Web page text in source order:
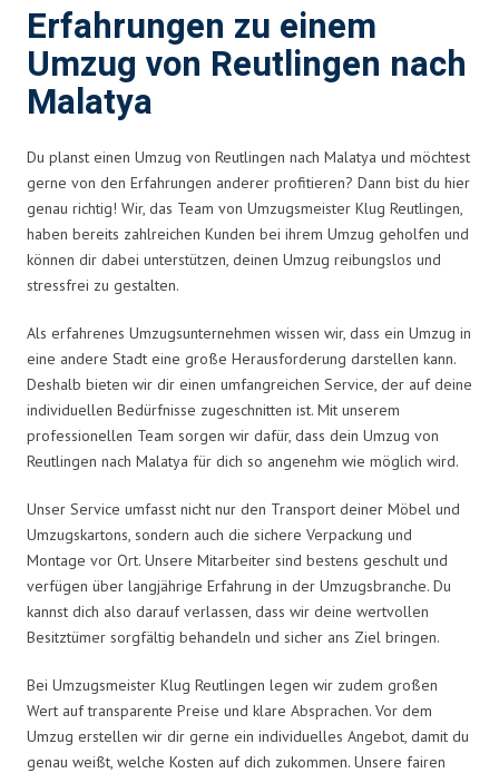
Erfahrungen zu einem
Umzug von Reutlingen nach
Malatya
Du planst einen Umzug von Reutlingen nach Malatya und möchtest
gerne von den Erfahrungen anderer profitieren? Dann bist du hier
genau richtig! Wir, das Team von Umzugsmeister Klug Reutlingen,
haben bereits zahlreichen Kunden bei ihrem Umzug geholfen und
können dir dabei unterstützen, deinen Umzug reibungslos und
stressfrei zu gestalten.
Als erfahrenes Umzugsunternehmen wissen wir, dass ein Umzug in
eine andere Stadt eine große Herausforderung darstellen kann.
Deshalb bieten wir dir einen umfangreichen Service, der auf deine
individuellen Bedürfnisse zugeschnitten ist. Mit unserem
professionellen Team sorgen wir dafür, dass dein Umzug von
Reutlingen nach Malatya für dich so angenehm wie möglich wird.
Unser Service umfasst nicht nur den Transport deiner Möbel und
Umzugskartons, sondern auch die sichere Verpackung und
Montage vor Ort. Unsere Mitarbeiter sind bestens geschult und
verfügen über langjährige Erfahrung in der Umzugsbranche. Du
kannst dich also darauf verlassen, dass wir deine wertvollen
Besitztümer sorgfältig behandeln und sicher ans Ziel bringen.
Bei Umzugsmeister Klug Reutlingen legen wir zudem großen
Wert auf transparente Preise und klare Absprachen. Vor dem
Umzug erstellen wir dir gerne ein individuelles Angebot, damit du
genau weißt, welche Kosten auf dich zukommen. Unsere fairen